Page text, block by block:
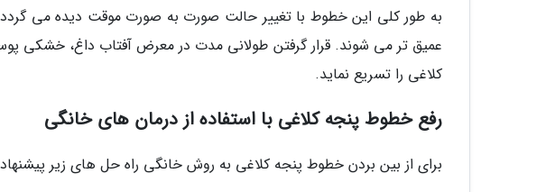
به طور کلی این خطوط با تغییر حالت صورت به صورت موقت دیده می
عمیق تر می شوند. قرار گرفتن طولانی مدت در معرض آفتاب داغ، خشکی
کلاغی را تسریع نماید.
رفع خطوط پنجه کلاغی با استفاده از درمان های خانگی
برای از بین بردن خطوط پنجه کلاغی به روش خانگی راه حل های زیر